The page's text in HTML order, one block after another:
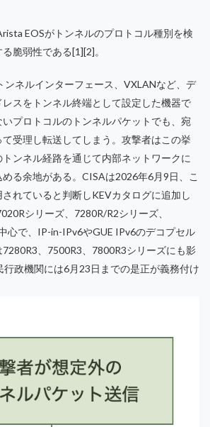
EOSがトンネルのプロトコル種別を検
脆弱性である[1][2]。
ンネルインターフェース、VXLANなど、デ
スをトンネル終端として設定した機器で
プロトコルのトンネルパケットでも、宛
受理し転送してしまう。攻撃者はこの挙
ンネル経路を通じて内部ネットワークに
める余地がある。CISAは2026年6月9日、こ
れていると判断しKEVカタログに追加し
シリーズ、7280R/R2シリーズ、
心で、IP-in-IPv6やGUE IPv6のデコプセル
、7500R3、7800R3シリーズにも影
政機関には6月23日までの是正が義務付け